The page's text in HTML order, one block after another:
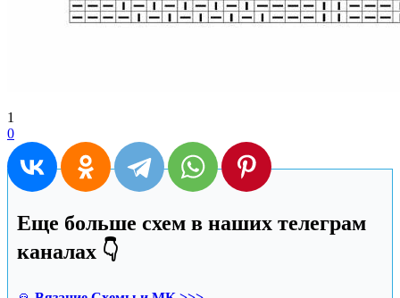
1
0
Еще больше схем в наших телеграм
каналах 👇